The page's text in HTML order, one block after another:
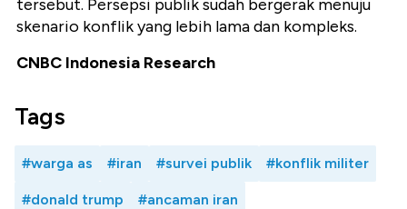
tersebut. Persepsi publik sudah bergerak menuju
skenario konflik yang lebih lama dan kompleks.
CNBC Indonesia Research
Tags
#warga as #iran #survei publik #konflik militer
#donald trump #ancaman iran